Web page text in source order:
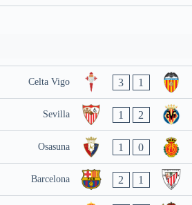
Celta Vigo 3 1
Sevilla 1 2
Osasuna 1 0
Barcelona 2 1